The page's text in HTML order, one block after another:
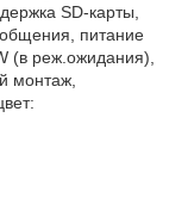
SD-карты,
питание
(в реж.ожидания),
монтаж,